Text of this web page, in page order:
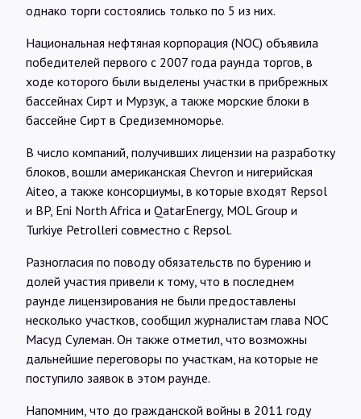
О нас
@Infotek_Russia
однако торги состоялись только по 5 из них.
Национальная нефтяная корпорация (NOC) объявила
победителей первого с 2007 года раунда торгов, в
ходе которого были выделены участки в прибрежных
бассейнах Сирт и Мурзук, а также морские блоки в
бассейне Сирт в Средиземноморье.
В число компаний, получивших лицензии на разработку
блоков, вошли американская Chevron и нигерийская
Aiteo, а также консорциумы, в которые входят Repsol
и BP, Eni North Africa и QatarEnergy, MOL Group и
Turkiye Petrolleri совместно с Repsol.
Разногласия по поводу обязательств по бурению и
долей участия привели к тому, что в последнем
раунде лицензирования не были предоставлены
несколько участков, сообщил журналистам глава NOC
Масуд Сулеман. Он также отметил, что возможны
дальнейшие переговоры по участкам, на которые не
поступило заявок в этом раунде.
Напомним, что до гражданской войны в 2011 году